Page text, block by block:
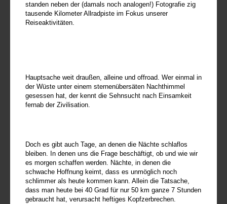
standen neben der (damals noch analogen!) Fotografie zig
tausende Kilometer Allradpiste im Fokus unserer
Reiseaktivitäten.
Hauptsache weit draußen, alleine und offroad. Wer einmal in
der Wüste unter einem sternenübersäten Nachthimmel
gesessen hat, der kennt die Sehnsucht nach Einsamkeit
fernab der Zivilisation.
Doch es gibt auch Tage, an denen die Nächte schlaflos
bleiben. In denen uns die Frage beschäftigt, ob und wie wir
es morgen schaffen werden. Nächte, in denen die
schwache Hoffnung keimt, dass es unmöglich noch
schlimmer als heute kommen kann. Allein die Tatsache,
dass man heute bei 40 Grad für nur 50 km ganze 7 Stunden
gebraucht hat, verursacht heftiges Kopfzerbrechen.